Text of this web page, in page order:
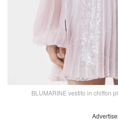
BLUMARINE vestito in chiffon